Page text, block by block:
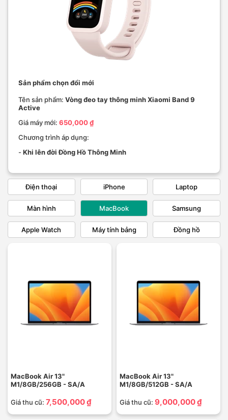
Sản phẩm chọn đổi mới
Tên sản phẩm: Vòng đeo tay thông minh Xiaomi Band 9
Active
Giá máy mới: 650,000 ₫
Chương trình áp dụng:
- Khi lên đời Đồng Hồ Thông Minh
Điện thoại iPhone Laptop
Màn hình MacBook Samsung
Apple Watch Máy tính bảng Đồng hồ
MacBook Air 13"
M1/8GB/256GB - SA/A
Giá thu cũ: 7,500,000 ₫
MacBook Air 13"
M1/8GB/512GB - SA/A
Giá thu cũ: 9,000,000 ₫